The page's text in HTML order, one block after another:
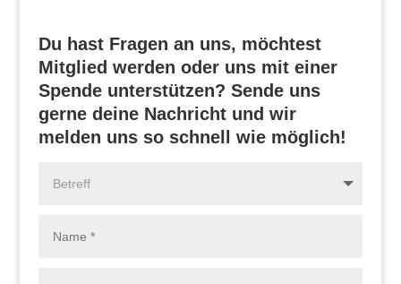
Du hast Fragen an uns, möchtest
Mitglied werden oder uns mit einer
Spende unterstützen? Sende uns
gerne deine Nachricht und wir
melden uns so schnell wie möglich!